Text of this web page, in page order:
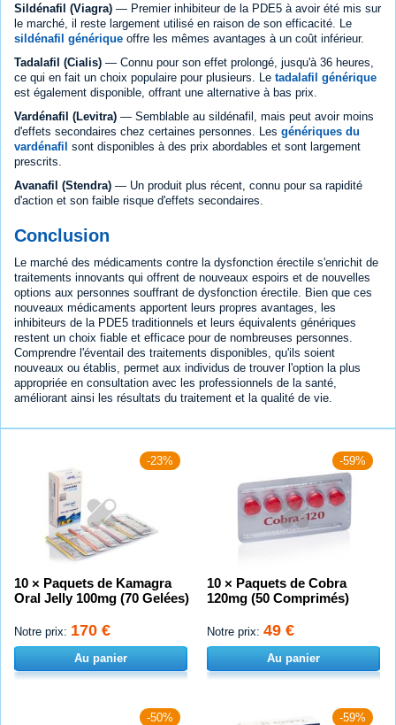
Sildénafil (Viagra) — Premier inhibiteur de la PDE5 à avoir été mis sur
le marché, il reste largement utilisé en raison de son efficacité. Le
sildénafil générique offre les mêmes avantages à un coût inférieur.
Tadalafil (Cialis) — Connu pour son effet prolongé, jusqu'à 36 heures,
ce qui en fait un choix populaire pour plusieurs. Le tadalafil générique
est également disponible, offrant une alternative à bas prix.
Vardénafil (Levitra) — Semblable au sildénafil, mais peut avoir moins
d'effets secondaires chez certaines personnes. Les génériques du
vardénafil sont disponibles à des prix abordables et sont largement
prescrits.
Avanafil (Stendra) — Un produit plus récent, connu pour sa rapidité
d'action et son faible risque d'effets secondaires.
Conclusion
Le marché des médicaments contre la dysfonction érectile s'enrichit de
traitements innovants qui offrent de nouveaux espoirs et de nouvelles
options aux personnes souffrant de dysfonction érectile. Bien que ces
nouveaux médicaments apportent leurs propres avantages, les
inhibiteurs de la PDE5 traditionnels et leurs équivalents génériques
restent un choix fiable et efficace pour de nombreuses personnes.
Comprendre l'éventail des traitements disponibles, qu'ils soient
nouveaux ou établis, permet aux individus de trouver l'option la plus
appropriée en consultation avec les professionnels de la santé,
améliorant ainsi les résultats du traitement et la qualité de vie.
-23%
10 × Paquets de Kamagra
Oral Jelly 100mg (70 Gelées)
Notre prix: 170 €
Au panier
-59%
10 × Paquets de Cobra
120mg (50 Comprimés)
Notre prix: 49 €
Au panier
-50% -59%